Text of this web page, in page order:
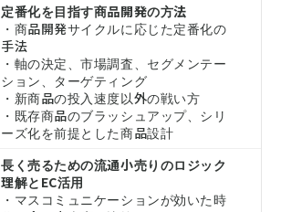
定番化を目指す商品開発の方法
・商品開発サイクルに応じた定番化の
手法
・軸の決定、市場調査、セグメンテー
ション、ターゲティング
・新商品の投入速度以外の戦い方
・既存商品のブラッシュアップ、シリ
ーズ化を前提とした商品設計
長く売るための流通小売りのロジック
理解とEC活用
・マスコミュニケーションが効いた時